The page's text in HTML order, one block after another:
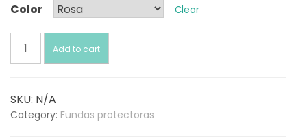
Color Clear
Funda
protectora
(Unidad)
quantity
Add to cart
SKU: N/A
Category: Fundas protectoras